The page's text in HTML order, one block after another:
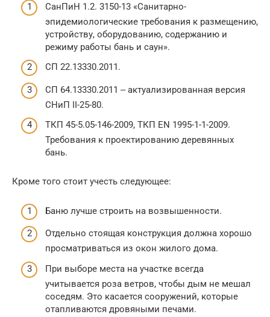
СанПиН 1.2. 3150-13 «Санитарно-
эпидемиологические требования к размещению,
устройству, оборудованию, содержанию и
режиму работы бань и саун».
СП 22.13330.2011.
СП 64.13330.2011 ‒ актуализированная версия
СНиП II-25-80.
ТКП 45-5.05-146-2009, ТКП EN 1995-1-1-2009.
Требования к проектированию деревянных
бань.
Кроме того стоит учесть следующее:
Баню лучше строить на возвышенности.
Отдельно стоящая конструкция должна хорошо
просматриваться из окон жилого дома.
При выборе места на участке всегда
учитывается роза ветров, чтобы дым не мешал
соседям. Это касается сооружений, которые
отапливаются дровяными печами.